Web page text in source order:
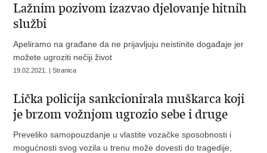
Lažnim pozivom izazvao djelovanje hitnih
službi
Apeliramo na građane da ne prijavljuju neistinite događaje jer
možete ugroziti nečiji život
19.02.2021. | Stranica
Lička policija sankcionirala muškarca koji
je brzom vožnjom ugrozio sebe i druge
Preveliko samopouzdanje u vlastite vozačke sposobnosti i
mogućnosti svog vozila u trenu može dovesti do tragedije,